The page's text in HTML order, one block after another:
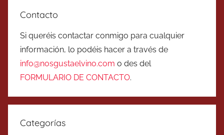
Contacto
Si queréis contactar conmigo para cualquier
información, lo podéis hacer a través de
info@nosgustaelvino.com o des del
FORMULARIO DE CONTACTO.
Categorías